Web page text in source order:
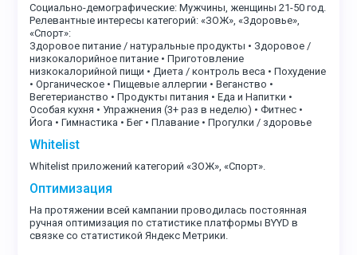
Социально-демографические: Мужчины, женщины 21-50 год.
Релевантные интересы категорий: «ЗОЖ», «Здоровье»,
«Спорт»:
Здоровое питание / натуральные продукты • Здоровое /
низкокалорийное питание • Приготовление
низкокалорийной пищи • Диета / контроль веса • Похудение
• Органическое • Пищевые аллергии • Веганство •
Вегетерианство • Продукты питания • Еда и Напитки •
Особая кухня • Упражнения (3+ раз в неделю) • Фитнес •
Йога • Гимнастика • Бег • Плавание • Прогулки / здоровье
Whitelist
Whitelist приложений категорий «ЗОЖ», «Спорт».
Оптимизация
На протяжении всей кампании проводилась постоянная
ручная оптимизация по статистике платформы BYYD в
связке со статистикой Яндекс Метрики.